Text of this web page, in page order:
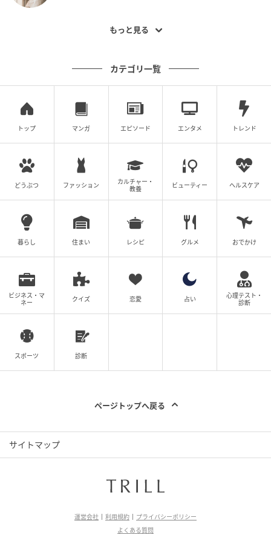
もっと見る
カテゴリ一覧
トップ マンガ エピソード エンタメ トレンド
どうぶつ ファッション
カルチャー・
教養
ビューティー ヘルスケア
暮らし 住まい レシピ グルメ おでかけ
ビジネス・マ
ネー
クイズ 恋愛 占い
心理テスト・
診断
スポーツ 診断
ページトップへ戻る
サイトマップ
運営会社 利用規約
プライバシーポリシー
よくある質問